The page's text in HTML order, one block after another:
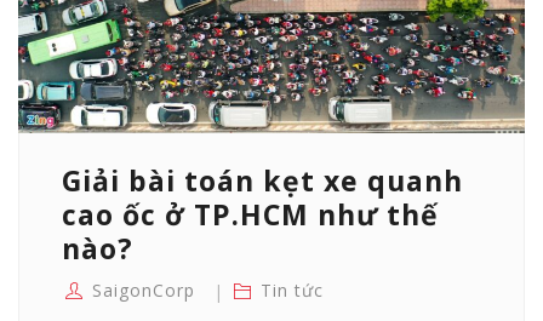
2023
Giải bài toán kẹt xe quanh
cao ốc ở TP.HCM như thế
nào?
SaigonCorp Tin tức